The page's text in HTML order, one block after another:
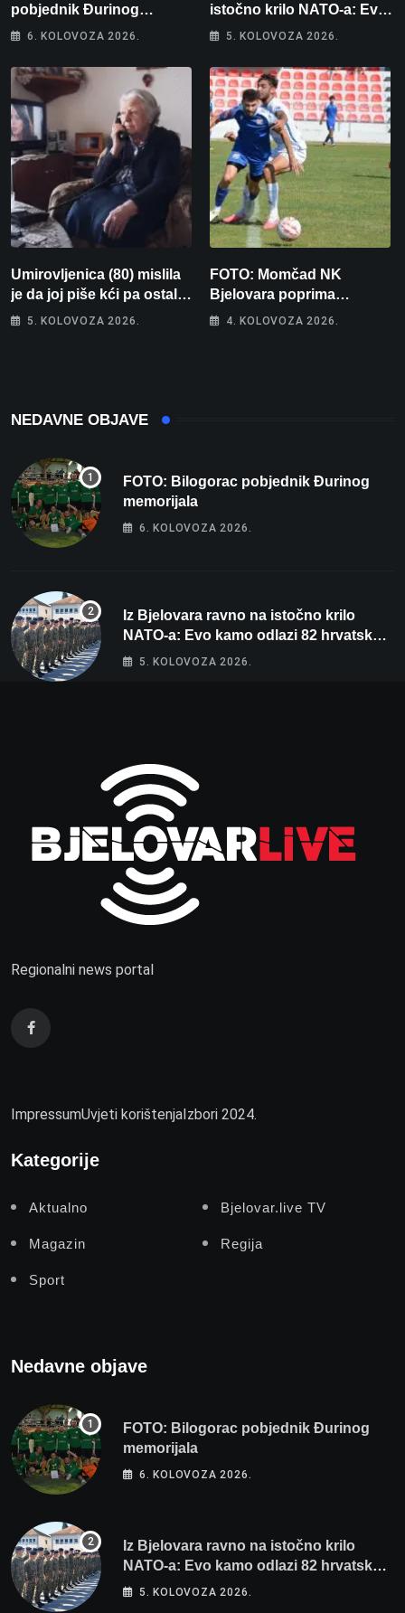
pobjednik Đurinog
memorijala
6. KOLOVOZA 2026.
istočno krilo NATO-a: Evo
kamo odlazi 82 hrvatska
5. KOLOVOZA 2026.
Umirovljenica (80) mislila
je da joj piše kći pa ostala
bez 1000 eura
5. KOLOVOZA 2026.
FOTO: Momčad NK
Bjelovara poprima
jesenski izgled
4. KOLOVOZA 2026.
NEDAVNE OBJAVE
FOTO: Bilogorac pobjednik Đurinog
memorijala
6. KOLOVOZA 2026.
Iz Bjelovara ravno na istočno krilo
NATO-a: Evo kamo odlazi 82 hrvatska
vojnika i 6 vojnikinja
5. KOLOVOZA 2026.
Regionalni news portal
ImpressumUvjeti korištenjaIzbori 2024.
Kategorije
Aktualno Bjelovar.live TV
Magazin Regija
Sport
Nedavne objave
FOTO: Bilogorac pobjednik Đurinog
memorijala
6. KOLOVOZA 2026.
Iz Bjelovara ravno na istočno krilo
NATO-a: Evo kamo odlazi 82 hrvatska
vojnika i 6 vojnikinja
5. KOLOVOZA 2026.